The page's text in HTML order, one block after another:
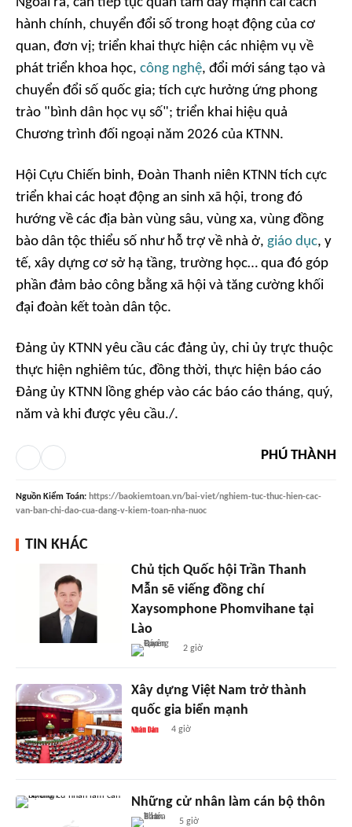
hành chính, chuyển đổi số trong hoạt động của cơ
quan, đơn vị; triển khai thực hiện các nhiệm vụ về
phát triển khoa học, công nghệ, đổi mới sáng tạo và
chuyển đổi số quốc gia; tích cực hưởng ứng phong
trào "bình dân học vụ số"; triển khai hiệu quả
Chương trình đối ngoại năm 2026 của KTNN.
Hội Cựu Chiến binh, Đoàn Thanh niên KTNN tích cực
triển khai các hoạt động an sinh xã hội, trong đó
hướng về các địa bàn vùng sâu, vùng xa, vùng đồng
bào dân tộc thiểu số như hỗ trợ về nhà ở, giáo dục, y
tế, xây dựng cơ sở hạ tầng, trường học… qua đó góp
phần đảm bảo công bằng xã hội và tăng cường khối
đại đoàn kết toàn dân tộc.
Đảng ủy KTNN yêu cầu các đảng ủy, chi ủy trực thuộc
thực hiện nghiêm túc, đồng thời, thực hiện báo cáo
Đảng ủy KTNN lồng ghép vào các báo cáo tháng, quý,
năm và khi được yêu cầu./.
PHÚ THÀNH
Nguồn Kiểm Toán: https://baokiemtoan.vn/bai-viet/nghiem-tuc-thuc-hien-cac-
van-ban-chi-dao-cua-dang-v-kiem-toan-nha-nuoc
TIN KHÁC
Chủ tịch Quốc hội Trần Thanh
Mẫn sẽ viếng đồng chí
Xaysomphone Phomvihane tại
Lào
2 giờ
Xây dựng Việt Nam trở thành
quốc gia biển mạnh
4 giờ
Những cử nhân làm cán bộ thôn
5 giờ